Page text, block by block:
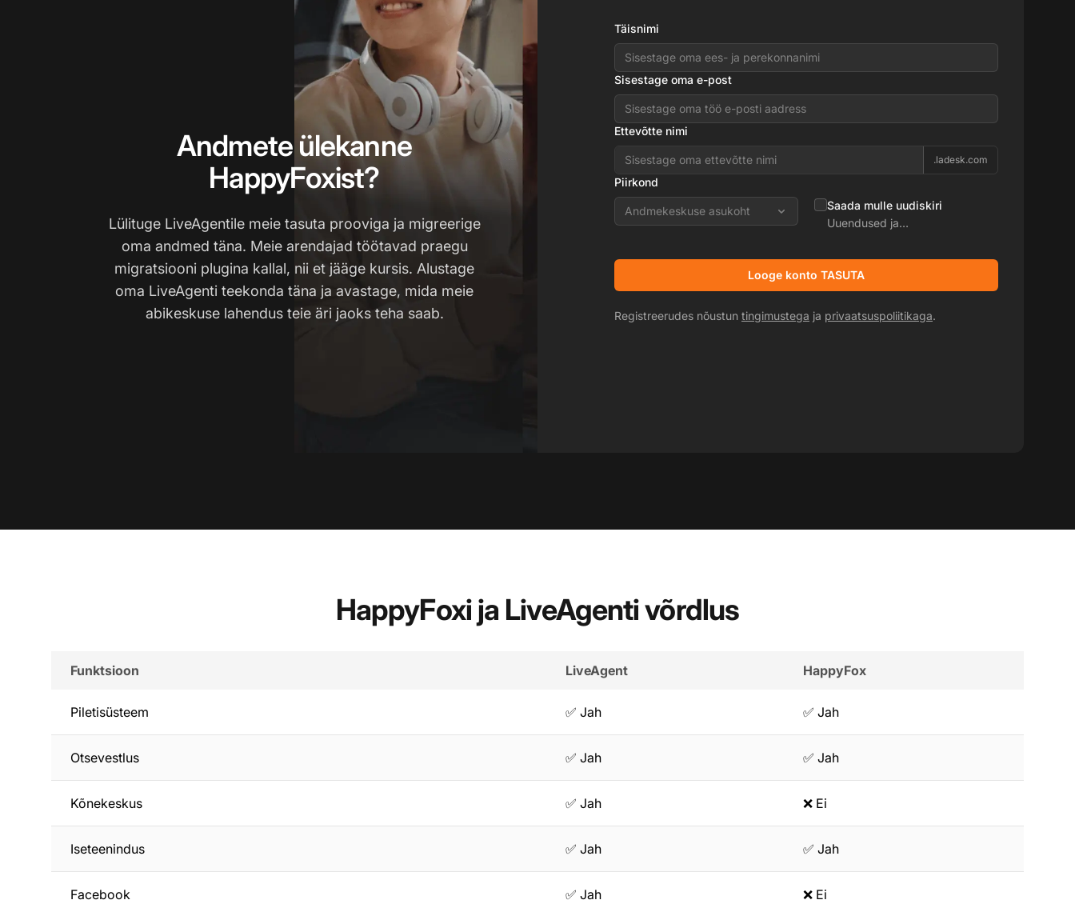
Andmete ülekanne
HappyFoxist?
Lülituge LiveAgentile meie tasuta prooviga ja migreerige
oma andmed täna. Meie arendajad töötavad praegu
migratsiooni plugina kallal, nii et jääge kursis. Alustage
oma LiveAgenti teekonda täna ja avastage, mida meie
abikeskuse lahendus teie äri jaoks teha saab.
Täisnimi
Sisestage oma e-post
Ettevõtte nimi
.ladesk.com
Piirkond
Andmekeskuse asukoht
Saada mulle uudiskiri
Uuendused ja
Looge konto TASUTA
Registreerudes nõustun tingimustega ja privaatsuspoliitikaga.
HappyFoxi ja LiveAgenti võrdlus
Funktsioon LiveAgent HappyFox
Piletisüsteem ✅ Jah ✅ Jah
Otsevestlus ✅ Jah ✅ Jah
Kõnekeskus ✅ Jah ❌ Ei
Iseteenindus ✅ Jah ✅ Jah
Facebook ✅ Jah ❌ Ei